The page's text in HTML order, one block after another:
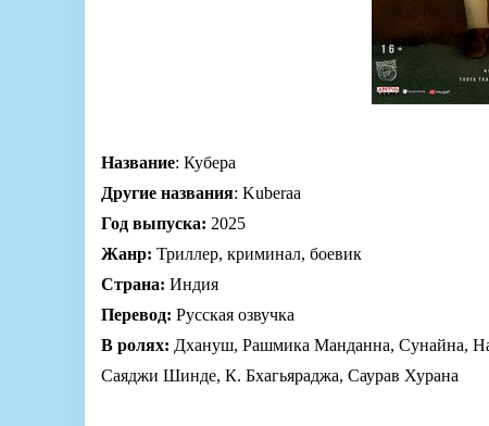
Название: Кубера
Другие названия: Kuberaa
Год выпуска: 2025
Жанр: Триллер, криминал, боевик
Страна: Индия
Перевод: Русская озвучка
В ролях: Дхануш, Рашмика Манданна, Сунайна,
Саяджи Шинде, К. Бхагьяраджа, Саурав Хурана